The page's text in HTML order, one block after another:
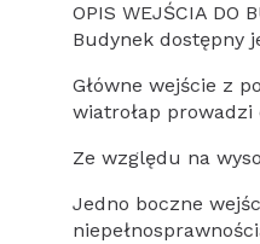
OPIS WEJŚCIA DO
Budynek dostępny
Główne wejście z
wiatrołap
Ze względu na
Jedno boczne